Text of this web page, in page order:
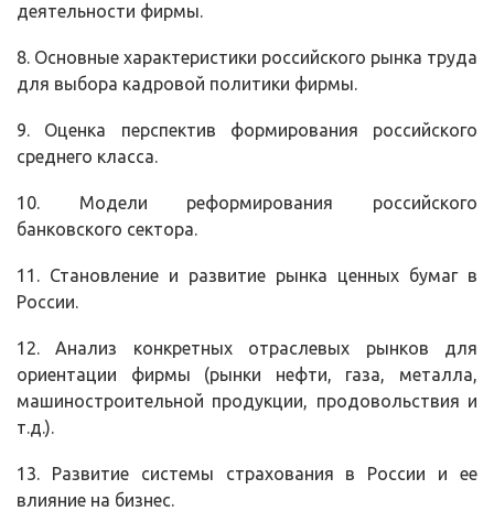
деятельности фирмы.
8. Основные характеристики российского рынка труда
для выбора кадровой политики фирмы.
9. Оценка перспектив формирования российского
среднего класса.
10. Модели реформирования российского
банковского сектора.
11. Становление и развитие рынка ценных бумаг в
России.
12. Анализ конкретных отраслевых рынков для
ориентации фирмы (рынки нефти, газа, металла,
машиностроительной продукции, продовольствия и
т.д.).
13. Развитие системы страхования в России и ее
влияние на бизнес.